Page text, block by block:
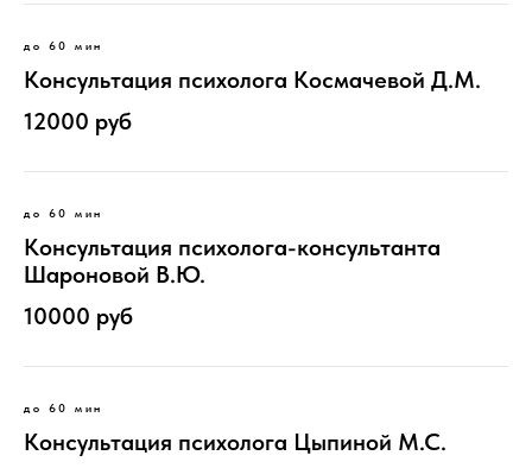
до 60 мин
Консультация психолога Космачевой Д.М.
12000 руб
до 60 мин
Консультация психолога-консультанта
Шароновой В.Ю.
10000 руб
до 60 мин
Консультация психолога Цыпиной М.С.